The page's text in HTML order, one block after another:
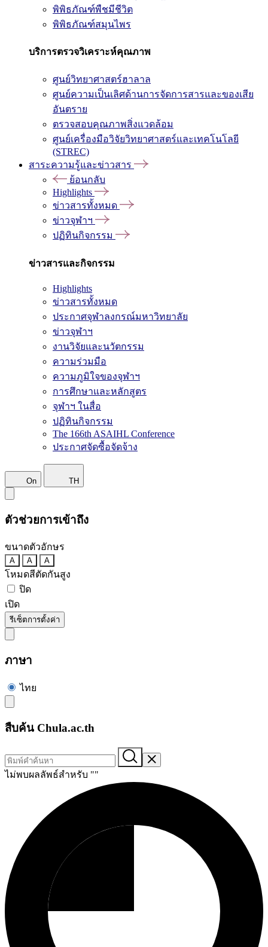
พิพิธภัณฑ์พืชมีชีวิต
พิพิธภัณฑ์สมุนไพร
บริการตรวจวิเคราะห์คุณภาพ
ศูนย์วิทยาศาสตร์ฮาลาล
ศูนย์ความเป็นเลิศด้านการจัดการสารและของเสีย
อันตราย
ตรวจสอบคุณภาพสิ่งแวดล้อม
ศูนย์เครื่องมือวิจัยวิทยาศาสตร์และเทคโนโลยี
(STREC)
สาระความรู้และข่าวสาร
ย้อนกลับ
Highlights
ข่าวสารทั้งหมด
ข่าวจุฬาฯ
ปฏิทินกิจกรรม
ข่าวสารและกิจกรรม
Highlights
ข่าวสารทั้งหมด
ประกาศจุฬาลงกรณ์มหาวิทยาลัย
ข่าวจุฬาฯ
งานวิจัยและนวัตกรรม
ความร่วมมือ
ความภูมิใจของจุฬาฯ
การศึกษาและหลักสูตร
จุฬาฯ ในสื่อ
ปฏิทินกิจกรรม
The 166th ASAIHL Conference
ประกาศจัดซื้อจัดจ้าง
On TH
ตัวช่วยการเข้าถึง
ขนาดตัวอักษร
A A A
โหมดสีตัดกันสูง
ปิด
เปิด
รีเซ็ตการตั้งค่า
ภาษา
ไทย
สืบค้น Chula.ac.th
ไม่พบผลลัพธ์สำหรับ ""